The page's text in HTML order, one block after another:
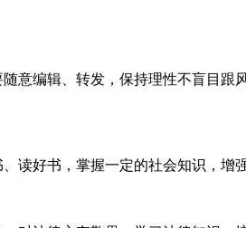
意编辑、转发，保持理性不盲目
读好书，掌握一定的社会知识，增